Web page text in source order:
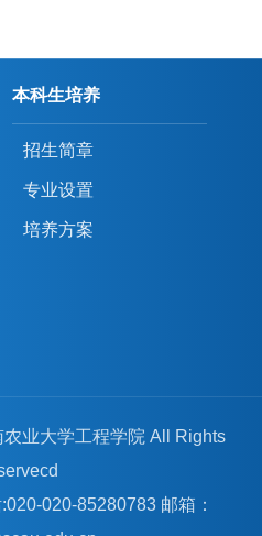
本科生培养
招生简章
专业设置
培养方案
业大学工程学院 All Rights
020-85280783 邮箱：